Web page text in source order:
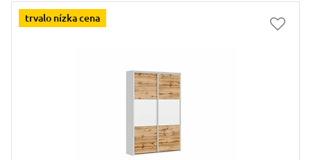
trvalo nízka cena